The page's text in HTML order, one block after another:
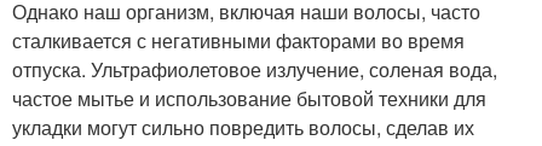
Однако наш организм, включая наши волосы, часто
сталкивается с негативными факторами во время
отпуска. Ультрафиолетовое излучение, соленая вода,
частое мытье и использование бытовой техники для
укладки могут сильно повредить волосы, сделав их